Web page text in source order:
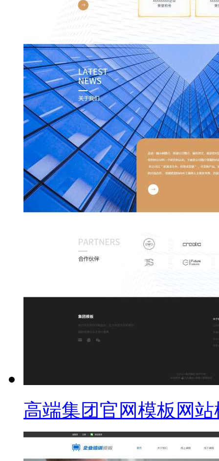
高端集团官网模板网站